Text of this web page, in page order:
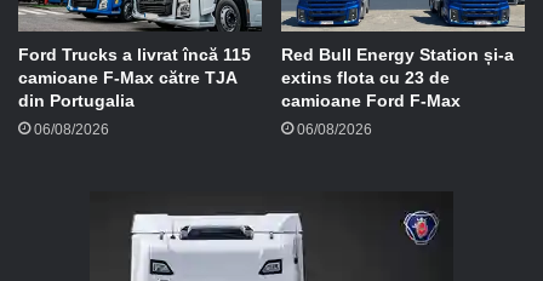
Ford Trucks a livrat încă 115
camioane F-Max către TJA
din Portugalia
06/08/2026
Red Bull Energy Station și-a
extins flota cu 23 de
camioane Ford F-Max
06/08/2026